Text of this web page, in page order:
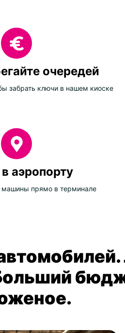
очередей
забрать ключи в нашем киоске
аэропорту
машины прямо в терминале